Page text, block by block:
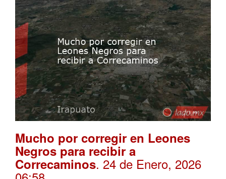
Mucho por corregir en Leones
Negros para recibir a
Correcaminos. 24 de Enero, 2026